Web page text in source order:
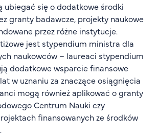
ubiegać się o dodatkowe środki
granty badawcze, projekty naukowe
przez różne instytucje.
jest stypendium ministra dla
naukowców – laureaci stypendium
dodatkowe wsparcie finansowe
w uznaniu za znaczące osiągnięcia
mogą również aplikować o granty
Centrum Nauki czy
finansowanych ze środków